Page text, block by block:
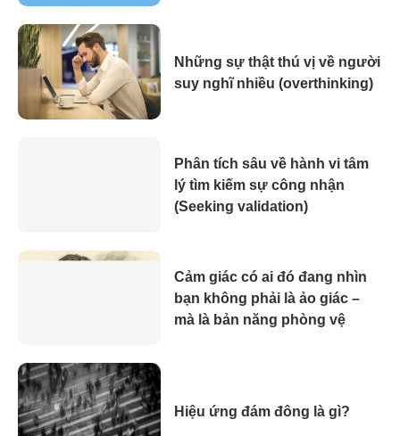
Những sự thật thú vị về người
suy nghĩ nhiều (overthinking)
Phân tích sâu về hành vi tâm
lý tìm kiếm sự công nhận
(Seeking validation)
Cảm giác có ai đó đang nhìn
bạn không phải là ảo giác –
mà là bản năng phòng vệ
Hiệu ứng đám đông là gì?